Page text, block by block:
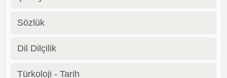
Sözlük
Dil Dilçilik
Türkoloji - Tarih